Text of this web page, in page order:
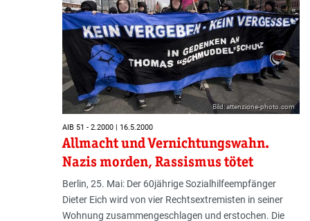
Bild: attenzione-photo.com
AIB 51 - 2.2000 | 16.5.2000
Allmacht und Vernichtungswahn.
Nazis morden, Rassismus tötet
Berlin, 25. Mai: Der 60jährige Sozialhilfeempfänger
Dieter Eich wird von vier Rechtsextremisten in seiner
Wohnung zusammengeschlagen und erstochen. Die